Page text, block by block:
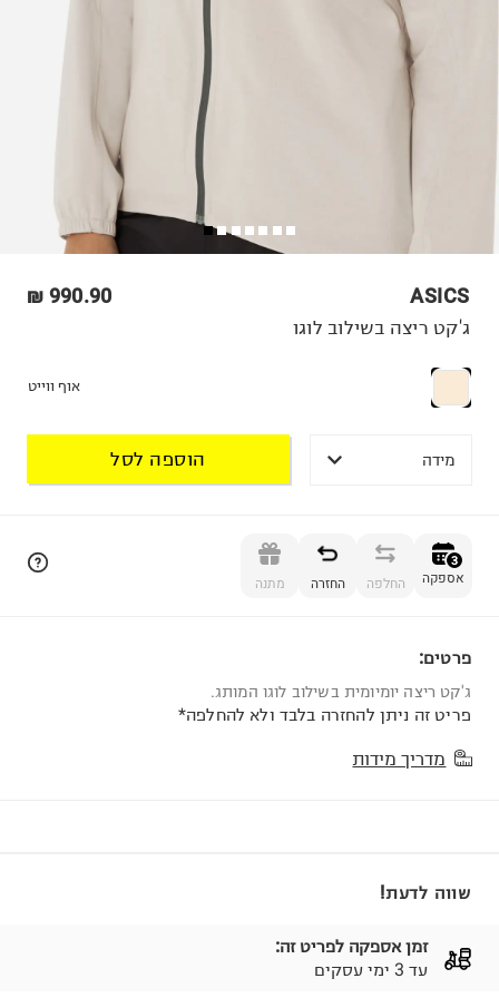
ASICS
990.90 ₪
ג'קט ריצה בשילוב לוגו
אוף ווייט
מידה הוספה לסל
3
אספקה החלפה החזרה מתנה
פרטים:
ג'קט ריצה יומיומית בשילוב לוגו המותג.
פריט זה ניתן להחזרה בלבד ולא להחלפה*
מדריך מידות
שווה לדעת!
זמן אספקה לפריט זה:
עד 3 ימי עסקים